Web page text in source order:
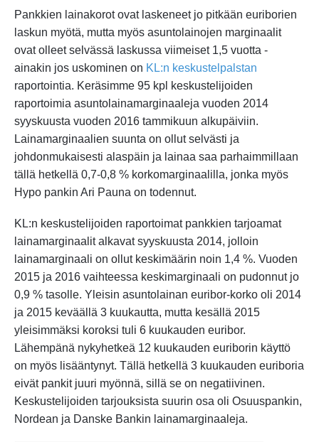
Pankkien lainakorot ovat laskeneet jo pitkään euriborien
laskun myötä, mutta myös asuntolainojen marginaalit
ovat olleet selvässä laskussa viimeiset 1,5 vuotta -
ainakin jos uskominen on KL:n keskustelpalstan
raportointia. Keräsimme 95 kpl keskustelijoiden
raportoimia asuntolainamarginaaleja vuoden 2014
syyskuusta vuoden 2016 tammikuun alkupäiviin.
Lainamarginaalien suunta on ollut selvästi ja
johdonmukaisesti alaspäin ja lainaa saa parhaimmillaan
tällä hetkellä 0,7-0,8 % korkomarginaalilla, jonka myös
Hypo pankin Ari Pauna on todennut.
KL:n keskustelijoiden raportoimat pankkien tarjoamat
lainamarginaalit alkavat syyskuusta 2014, jolloin
lainamarginaali on ollut keskimäärin noin 1,4 %. Vuoden
2015 ja 2016 vaihteessa keskimarginaali on pudonnut jo
0,9 % tasolle. Yleisin asuntolainan euribor-korko oli 2014
ja 2015 keväällä 3 kuukautta, mutta kesällä 2015
yleisimmäksi koroksi tuli 6 kuukauden euribor.
Lähempänä nykyhetkeä 12 kuukauden euriborin käyttö
on myös lisääntynyt. Tällä hetkellä 3 kuukauden euriboria
eivät pankit juuri myönnä, sillä se on negatiivinen.
Keskustelijoiden tarjouksista suurin osa oli Osuuspankin,
Nordean ja Danske Bankin lainamarginaaleja.